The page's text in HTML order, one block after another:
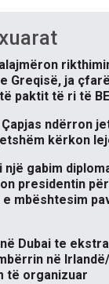
Greqisë, ja
paktit të ri të
ndërron
kërkon
një gabim
presidentin
e mbështesim
Dubai te
në
të organizuar